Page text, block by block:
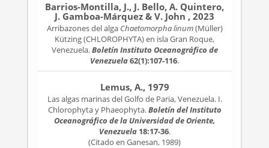
Barrios-Montilla, J., J. Bello, A. Quintero,
J. Gamboa-Márquez & V. John , 2023
Arribazones del alga Chaetomorpha linum(Müller)
Kützing (CHLOROPHYTA) en isla Gran Roque,
Venezuela.Boletín Instituto Oceanográfico de
Venezuela62(1):107-116.
Lemus, A., 1979
Las algas marinas del Golfo de Paria, Venezuela. I.
Chlorophyta y Phaeophyta.Boletín del Instituto
Oceanográfico de la Universidad de Oriente,
Venezuela18:17-36.
(Citado en Ganesan, 1989)